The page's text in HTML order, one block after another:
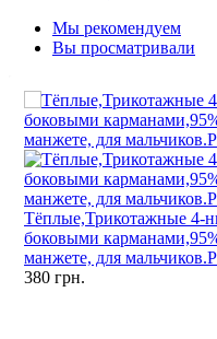
Мы рекомендуем
Вы просматривали
Тёплые,Трикотажные 4-
боковыми
манжете, для
380 грн.